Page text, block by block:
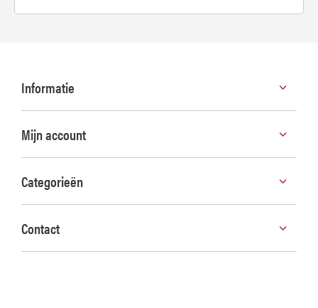
Informatie
Mijn account
Categorieën
Contact